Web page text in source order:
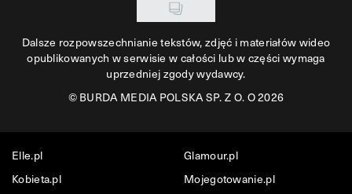
Dalsze rozpowszechnianie tekstów, zdjęć i materiałów wideo
opublikowanych w serwisie w całości lub w części wymaga
uprzedniej zgody wydawcy.
©BURDA MEDIA POLSKA SP. Z O. O 2026
Elle.pl
Glamour.pl
Kobieta.pl
Mojegotowanie.pl